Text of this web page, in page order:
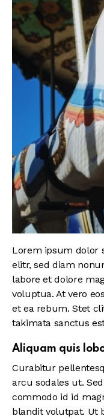
Lorem ipsum dolor
elitr, sed diam
labore et dolore
voluptua. At vero
et ea rebum. Stet
takimata sanctus
Aliquam quis
Curabitur
arcu sodales ut.
commodo id id
blandit volutpat. Ut